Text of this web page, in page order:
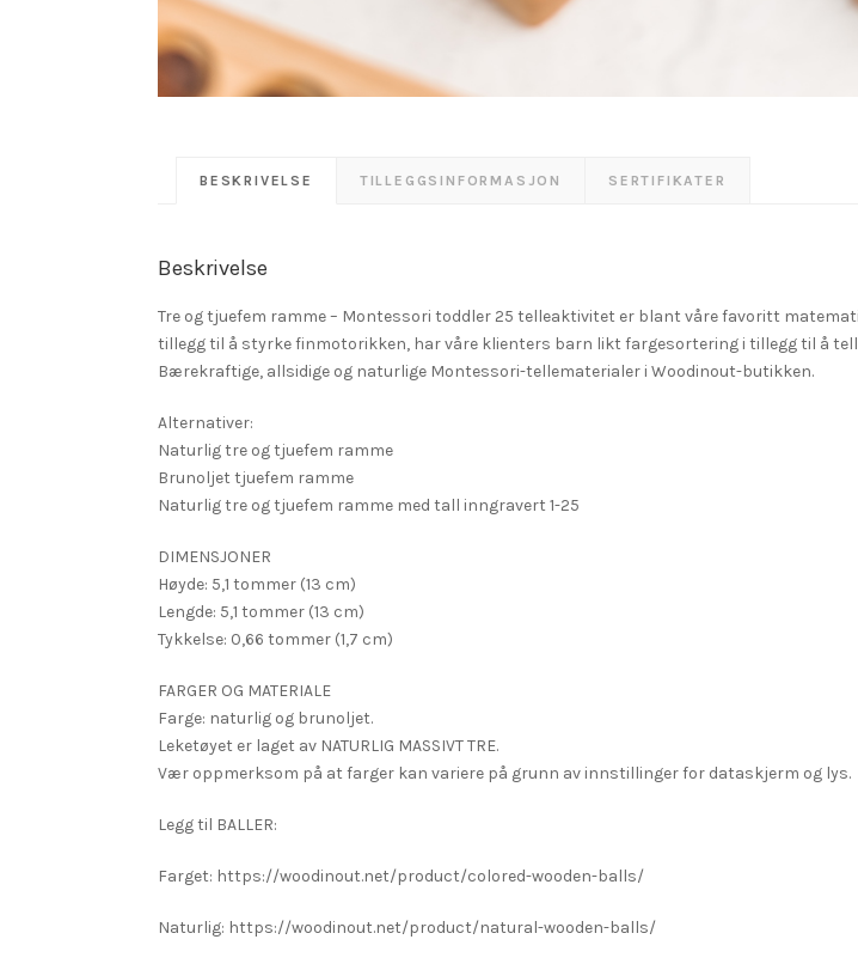
BESKRIVELSE TILLEGGSINFORMASJON SERTIFIKATER
Beskrivelse
Tre og tjuefem ramme – Montessori toddler 25 telleaktivitet er blant våre favoritt
tillegg til å styrke finmotorikken, har våre klienters barn likt fargesortering i tillegg til å
Bærekraftige, allsidige og naturlige Montessori-tellematerialer i Woodinout-butikken.
Alternativer:
Naturlig tre og tjuefem ramme
Brunoljet tjuefem ramme
Naturlig tre og tjuefem ramme med tall inngravert 1-25
DIMENSJONER
Høyde: 5,1 tommer (13 cm)
Lengde: 5,1 tommer (13 cm)
Tykkelse: 0,66 tommer (1,7 cm)
FARGER OG MATERIALE
Farge: naturlig og brunoljet.
Leketøyet er laget av NATURLIG MASSIVT TRE.
Vær oppmerksom på at farger kan variere på grunn av innstillinger for dataskjerm og lys.
Legg til BALLER:
Farget: https://woodinout.net/product/colored-wooden-balls/
Naturlig: https://woodinout.net/product/natural-wooden-balls/